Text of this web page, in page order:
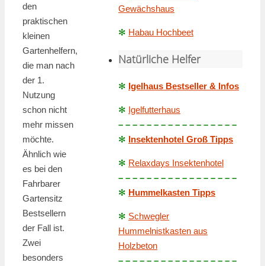
den
praktischen
kleinen
Gartenhelfern,
die man nach
der 1.
Nutzung
schon nicht
mehr missen
möchte.
Ähnlich wie
es bei den
Fahrbarer
Gartensitz
Bestsellern
der Fall ist.
Zwei
besonders
Gewächshaus
✻ Habau Hochbeet
Natürliche Helfer
✻ Igelhaus Bestseller & Infos
✻ Igelfutterhaus
– – – – – – – – – – – – – – – – –
✻ Insektenhotel Groß Tipps
✻ Relaxdays Insektenhotel
– – – – – – – – – – – – – – – – –
✻ Hummelkasten Tipps
✻ Schwegler
Hummelnistkasten aus
Holzbeton
– – – – – – – – – – – – – – – – –